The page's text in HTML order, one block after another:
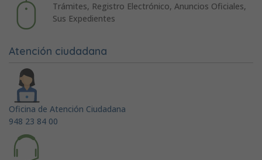
Trámites, Registro Electrónico, Anuncios Oficiales,
Sus Expedientes
Atención ciudadana
Oficina de Atención Ciudadana
948 23 84 00